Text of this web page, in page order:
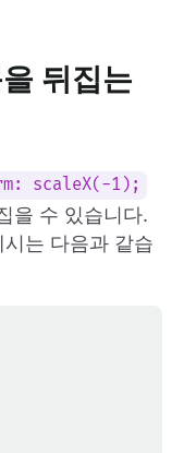
뒤집는
scaleX(-1);
을 수 있습니다.
는 다음과 같습